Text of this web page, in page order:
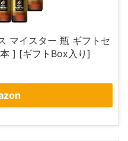
マイスター 瓶 ギフトセ
] [ギフトBox入り]